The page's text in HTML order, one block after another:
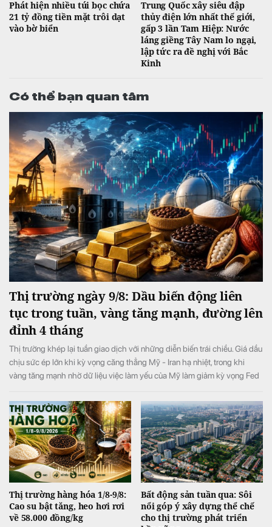
Phát hiện nhiều túi bọc chứa
21 tỷ đồng tiền mặt trôi dạt
vào bờ biển
Trung Quốc xây siêu đập
thủy điện lớn nhất thế giới,
gấp 3 lần Tam Hiệp: Nước
láng giềng Tây Nam lo ngại,
lập tức ra đề nghị với Bắc
Kinh
Có thể bạn quan tâm
Thị trường ngày 9/8: Dầu biến động liên
tục trong tuần, vàng tăng mạnh, đường lên
đỉnh 4 tháng
Thị trường khép lại tuần giao dịch với những diễn biến trái chiều. Giá dầu
chịu sức ép lớn khi kỳ vọng căng thẳng Mỹ - Iran hạ nhiệt, trong khi
vàng tăng mạnh nhờ dữ liệu việc làm yếu của Mỹ làm giảm kỳ vọng Fed
nhất 4 tháng do lo ngại nguồn cung thiếu hụt, còn cacao và cà phê diễn
biến phân hóa.
Thị trường hàng hóa 1/8-9/8:
Cao su bật tăng, heo hơi rơi
về 58.000 đồng/kg
Bất động sản tuần qua: Sôi
nổi góp ý xây dựng thể chế
cho thị trường phát triển